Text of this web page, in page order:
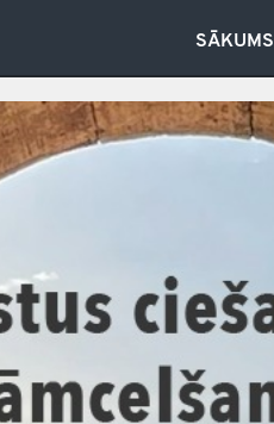
SĀKUMS